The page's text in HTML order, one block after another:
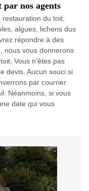
nos agents
du toit,
algues, lichens dus
répondre à des
nous vous donnerons
Vous n’êtes pas
devis. Aucun souci si
par courrier
Néanmoins, si vous
date qui vous